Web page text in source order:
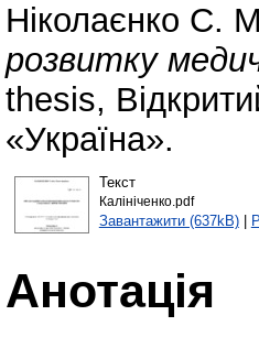
Ніколаєнко С.
розвитку
thesis,
«Україна».
Текст
Калініченко.pdf
Завантажити (637kB)|
Анотація